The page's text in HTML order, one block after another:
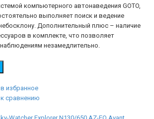
компьютерного автонаведения GOTO,
выполняет поиск и ведение
Дополнительный плюс – наличие
в комплекте, что позволяет
незамедлительно.
избранное
сравнению